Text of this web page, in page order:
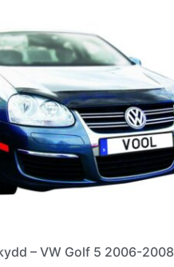
– VW Golf 5 2006-2008